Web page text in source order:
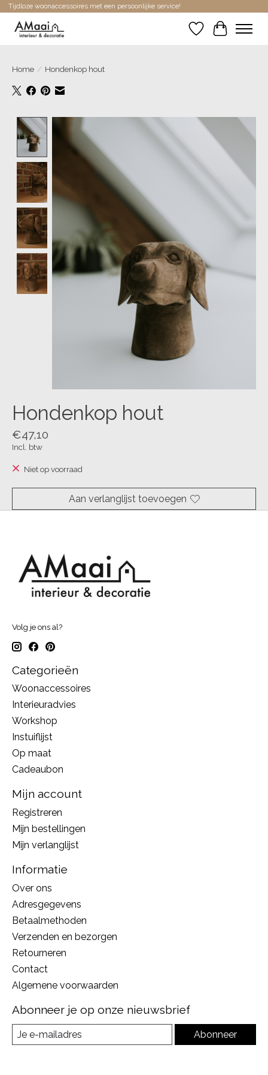
Tijdloze woonaccessoires met een persoonlijke service!
Verlanglijst
Home / Hondenkop hout
Product image slideshow Items
Hondenkop hout
€47,10
Incl. btw
Niet op voorraad
Aan verlanglijst toevoegen
Volg je ons al?
Categorieën
Woonaccessoires
Interieuradvies
Workshop
Instuiflijst
Op maat
Cadeaubon
Mijn account
Registreren
Mijn bestellingen
Mijn verlanglijst
Informatie
Over ons
Adresgegevens
Betaalmethoden
Verzenden en bezorgen
Retourneren
Contact
Algemene voorwaarden
Abonneer je op onze nieuwsbrief
Abonneer